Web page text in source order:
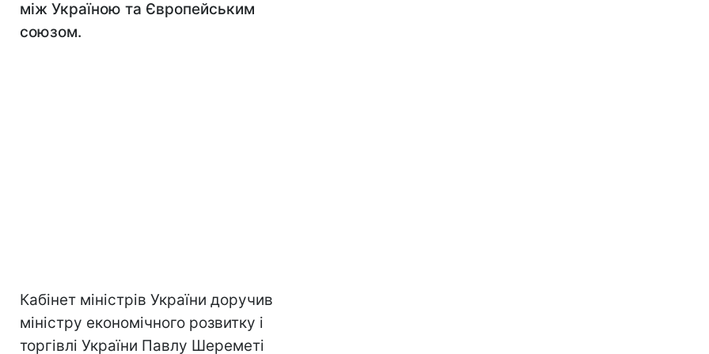
між Україною та Європейським
союзом.
Кабінет міністрів України доручив
міністру економічного розвитку і
торгівлі України Павлу Шереметі